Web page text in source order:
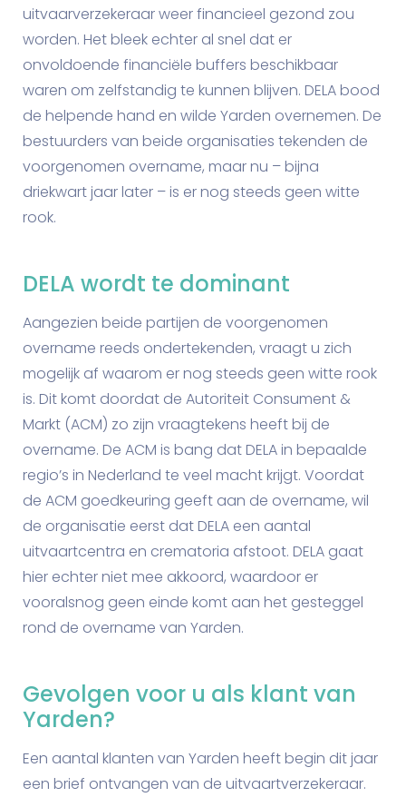
uitvaarverzekeraar weer financieel gezond zou
worden. Het bleek echter al snel dat er
onvoldoende financiële buffers beschikbaar
waren om zelfstandig te kunnen blijven. DELA bood
de helpende hand en wilde Yarden overnemen. De
bestuurders van beide organisaties tekenden de
voorgenomen overname, maar nu – bijna
driekwart jaar later – is er nog steeds geen witte
rook.
DELA wordt te dominant
Aangezien beide partijen de voorgenomen
overname reeds ondertekenden, vraagt u zich
mogelijk af waarom er nog steeds geen witte rook
is. Dit komt doordat de Autoriteit Consument &
Markt (ACM) zo zijn vraagtekens heeft bij de
overname. De ACM is bang dat DELA in bepaalde
regio’s in Nederland te veel macht krijgt. Voordat
de ACM goedkeuring geeft aan de overname, wil
de organisatie eerst dat DELA een aantal
uitvaartcentra en crematoria afstoot. DELA gaat
hier echter niet mee akkoord, waardoor er
vooralsnog geen einde komt aan het gesteggel
rond de overname van Yarden.
Gevolgen voor u als klant van
Yarden?
Een aantal klanten van Yarden heeft begin dit jaar
een brief ontvangen van de uitvaartverzekeraar.